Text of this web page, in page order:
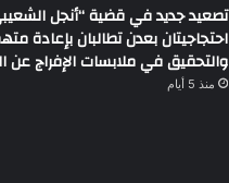
تصعيد جديد في قضية “أنجل
احتجاجيتان بعدن تطالبان بإعادة
والتحقيق في ملابسات الإفراج عن
منذ 5 أيام